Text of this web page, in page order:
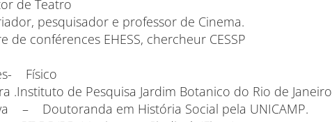
de Teatro
pesquisador e professor de Cinema.
conférences EHESS, chercheur CESSP
Físico
de Pesquisa Jardim Botanico do Rio de Janeiro
– Doutoranda em História Social pela UNICAMP.